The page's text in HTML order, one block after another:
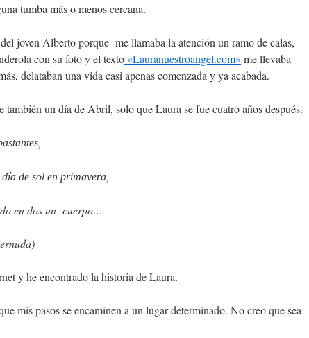
tumba más o menos cercana.
joven Alberto porque me llamaba la atención un ramo de calas,
con su foto y el texto «Lauranuestroangel.com» me llevaba
delataban una vida casi apenas comenzada y ya acabada.
también un día de Abril, solo que Laura se fue cuatro años después.
de sol en primavera,
en dos un cuerpo…
y he encontrado la historia de Laura.
mis pasos se encaminen a un lugar determinado. No creo que sea